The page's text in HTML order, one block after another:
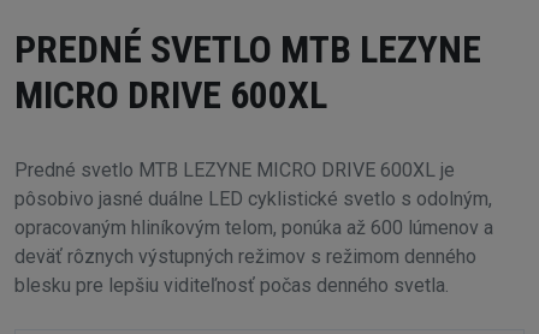
PREDNÉ SVETLO MTB LEZYNE
MICRO DRIVE 600XL
Predné svetlo MTB LEZYNE MICRO DRIVE 600XL je
pôsobivo jasné duálne LED cyklistické svetlo s odolným,
opracovaným hliníkovým telom, ponúka až 600 lúmenov a
deväť rôznych výstupných režimov s režimom denného
blesku pre lepšiu viditeľnosť počas denného svetla.